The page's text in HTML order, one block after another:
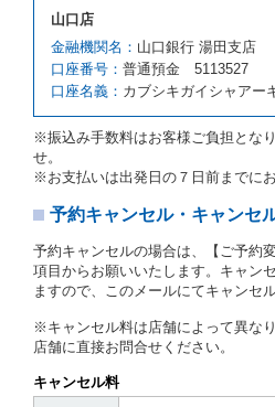
原因が、当社の責に帰さない
第５項の予約の取消しとして
の予約申込金を返還するもの
第６条（免責）
当社及び借受人は、予約が
が締結されなかったことに
に定める場合を除き、相互に
とします。
第３章／貸 渡 し
第７条（貸渡契約の締結）
借受人は第２条第１項に定め
貸渡契約を締結するものと
ことができるレンタカーがな
は運転者が第８条第１項若し
かに該当する場合を除きます
山口店
金融機関名： 山口銀行 湯田支店
口座番号： 普通預金 5113527
口座名義： カブシキガイシャアー
※振込み手数料はお客様ご負担とな
せ。
※お支払いは出発日の７日前までに
予約キャンセル・キャンセ
予約キャンセルの場合は、【ご予約
項目からお願いいたします。キャン
ますので、このメールにてキャンセ
※キャンセル料は店舗によって異な
店舗に直接お問合せください。
キャンセル料